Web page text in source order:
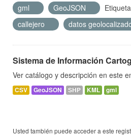
gml
GeoJSON
callejero
datos
Sistema de Información
Ver catálogo y descripción en este
CSV GeoJSON SHP KML gml
Usted también puede acceder a este